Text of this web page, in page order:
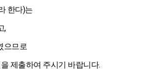
한다)는
,
으므로
제출하여 주시기 바랍니다.